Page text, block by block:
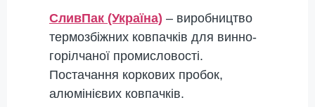
СливПак (Україна) – виробництво
термозбіжних ковпачків для винно-
горілчаної промисловості.
Постачання коркових пробок,
алюмінієвих ковпачків.